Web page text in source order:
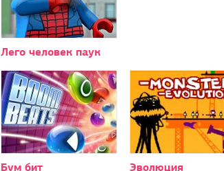
Лего человек паук
Бум бит Эволюция